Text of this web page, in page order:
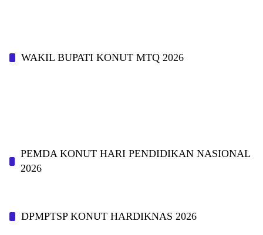
WAKIL BUPATI KONUT MTQ 2026
PEMDA KONUT HARI PENDIDIKAN NASIONAL
2026
DPMPTSP KONUT HARDIKNAS 2026